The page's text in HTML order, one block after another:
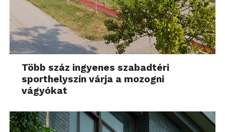
Több száz ingyenes szabadtéri
sporthelyszín várja a mozogni
vágyókat